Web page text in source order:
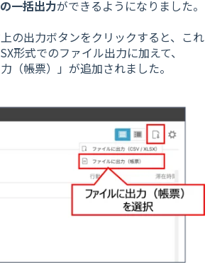
一括出力ができるようになりました。
の出力ボタンをクリックすると、これ
形式でのファイル出力に加えて、
（帳票）」が追加されました。